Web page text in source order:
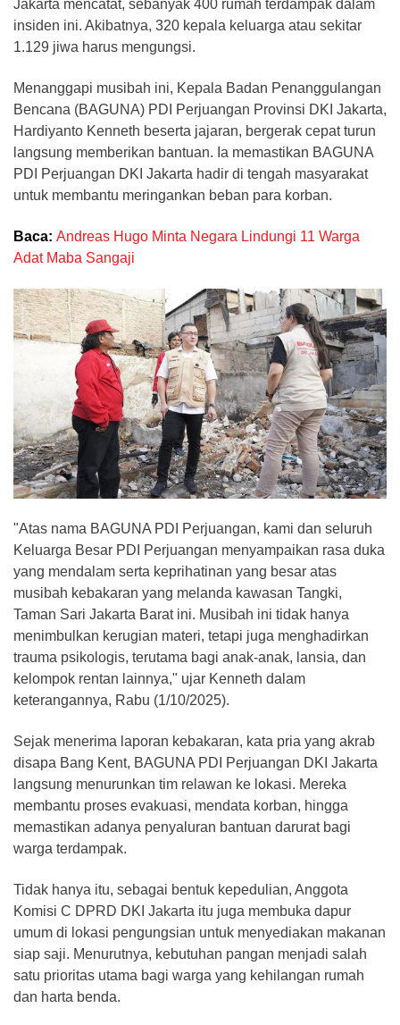
Jakarta mencatat, sebanyak 400 rumah terdampak dalam
insiden ini. Akibatnya, 320 kepala keluarga atau sekitar
1.129 jiwa harus mengungsi.
Menanggapi musibah ini, Kepala Badan Penanggulangan
Bencana (BAGUNA) PDI Perjuangan Provinsi DKI Jakarta,
Hardiyanto Kenneth beserta jajaran, bergerak cepat turun
langsung memberikan bantuan. Ia memastikan BAGUNA
PDI Perjuangan DKI Jakarta hadir di tengah masyarakat
untuk membantu meringankan beban para korban.
Baca: Andreas Hugo Minta Negara Lindungi 11 Warga
Adat Maba Sangaji
"Atas nama BAGUNA PDI Perjuangan, kami dan seluruh
Keluarga Besar PDI Perjuangan menyampaikan rasa duka
yang mendalam serta keprihatinan yang besar atas
musibah kebakaran yang melanda kawasan Tangki,
Taman Sari Jakarta Barat ini. Musibah ini tidak hanya
menimbulkan kerugian materi, tetapi juga menghadirkan
trauma psikologis, terutama bagi anak-anak, lansia, dan
kelompok rentan lainnya," ujar Kenneth dalam
keterangannya, Rabu (1/10/2025).
Sejak menerima laporan kebakaran, kata pria yang akrab
disapa Bang Kent, BAGUNA PDI Perjuangan DKI Jakarta
langsung menurunkan tim relawan ke lokasi. Mereka
membantu proses evakuasi, mendata korban, hingga
memastikan adanya penyaluran bantuan darurat bagi
warga terdampak.
Tidak hanya itu, sebagai bentuk kepedulian, Anggota
Komisi C DPRD DKI Jakarta itu juga membuka dapur
umum di lokasi pengungsian untuk menyediakan makanan
siap saji. Menurutnya, kebutuhan pangan menjadi salah
satu prioritas utama bagi warga yang kehilangan rumah
dan harta benda.